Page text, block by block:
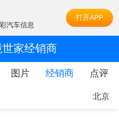
汽车信息
打开APP
家经销商
图片 经销商 点评
北京